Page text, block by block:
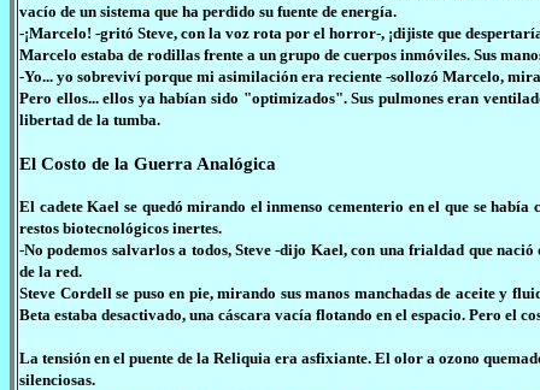
vacío de un sistema que ha perdido su fuente de energía.
-¡Marcelo! -gritó Steve, con la voz rota por el horror-, ¡dijiste que
Marcelo estaba de rodillas frente a un grupo de cuerpos inmóviles. Sus
-Yo... yo sobreviví porque mi asimilación era reciente -sollozó Marcelo,
Pero ellos... ellos ya habían sido "optimizados". Sus pulmones eran
libertad de la tumba.
El Costo de la Guerra Analógica
El cadete Kael se quedó mirando el inmenso cementerio en el que se
restos biotecnológicos inertes.
-No podemos salvarlos a todos, Steve -dijo Kael, con una frialdad que
de la red.
Steve Cordell se puso en pie, mirando sus manos manchadas de aceite y
Beta estaba desactivado, una cáscara vacía flotando en el espacio. Pero el
La tensión en el puente de la Reliquia era asfixiante. El olor a ozono
silenciosas.